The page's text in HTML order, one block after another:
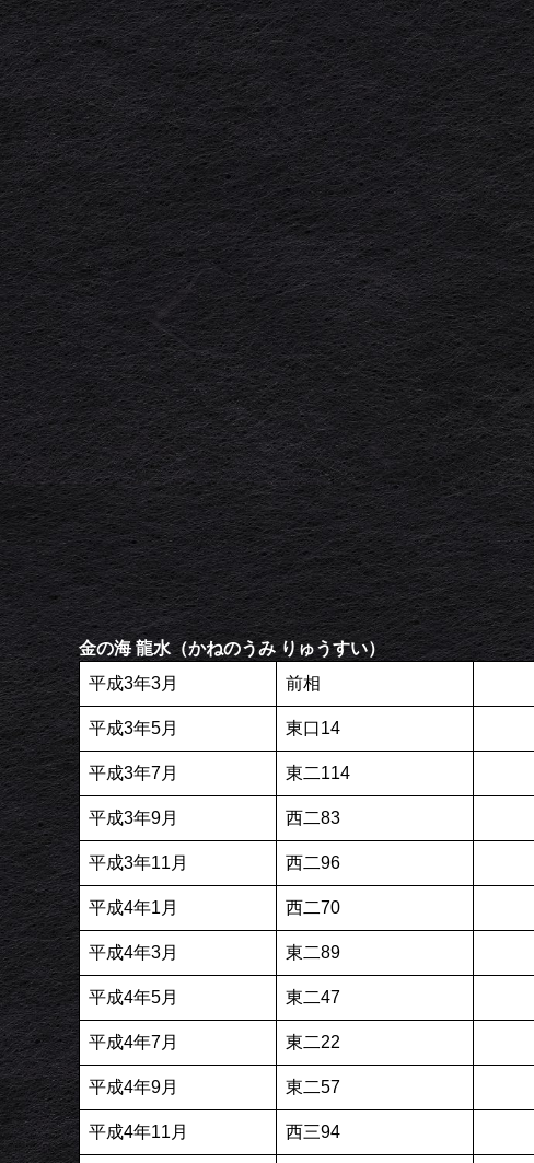
金の海 龍水（かねのうみ りゅうすい）
平成3年3月 前相
平成3年5月 東口14
平成3年7月 東二114
平成3年9月 西二83
平成3年11月 西二96
平成4年1月 西二70
平成4年3月 東二89
平成4年5月 東二47
平成4年7月 東二22
平成4年9月 東二57
平成4年11月 西三94